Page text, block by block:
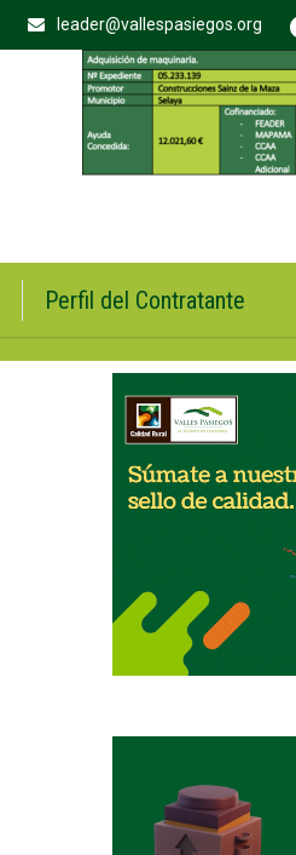
leader@vallespasiegos.org
Perfil del Contratante